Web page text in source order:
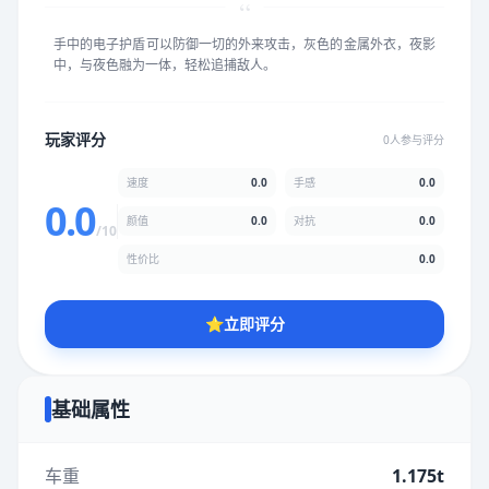
“
手中的电子护盾可以防御一切的外来攻击，灰色的金属外衣，夜影
中，与夜色融为一体，轻松追捕敌人。
玩家评分 0人参与评分
0.0/10
速度 0.0 手感 0.0
颜值 0.0 对抗 0.0
性价比 0.0
⭐立即评分
基础属性
车重 1.175t
手感 5.0分
★★ ★ ★
性价比
★★★★★★★★★★